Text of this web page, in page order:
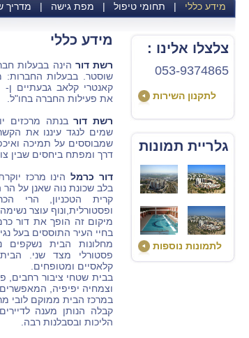
מידע כללי | תחומי טיפול | מפת גישה | מדריך
צלצלו אלינו :
053-9374865
לתקנון השירות
גלריית תמונות
לתמונות נוספות
מידע כללי
רשת דור הינה בבעלות
שוסטר. בבעלות החברות:
את פעילות החברה בחו"ל.
רשת דורבנתה מרכזים
שמים לנגד עיננו את
שמבוססים על תמיכה
דרך ומפתח ביחסים שבין
דור כרמלהינו מרכז
בלב שכונת נוה שאנן על
קרית הטכניון, הרי
ופסטורלית,ונוף עוצר נשימה.
מיקום זה הופך את דור
בחיי העיר התוססים בעל
מחלונות הבית נשקפים
פסטורלי מצד שני. הבית
קלאסיים ומטופחים.
בבית שטחי ציבור רחבים,
וצמחיה יפיפיה,
במרכז הבית ממוקם לובי
הליכות ובסבלנות רבה.